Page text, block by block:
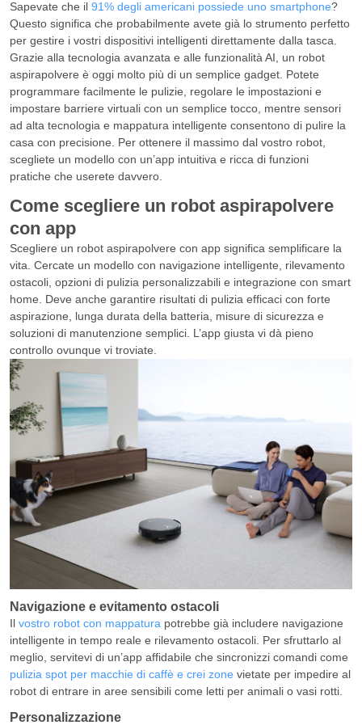
Sapevate che il 91% degli americani possiede uno smartphone?
Questo significa che probabilmente avete già lo strumento perfetto
per gestire i vostri dispositivi intelligenti direttamente dalla tasca.
Grazie alla tecnologia avanzata e alle funzionalità AI, un robot
aspirapolvere è oggi molto più di un semplice gadget. Potete
programmare facilmente le pulizie, regolare le impostazioni e
impostare barriere virtuali con un semplice tocco, mentre sensori
ad alta tecnologia e mappatura intelligente consentono di pulire la
casa con precisione. Per ottenere il massimo dal vostro robot,
scegliete un modello con un’app intuitiva e ricca di funzioni
pratiche che userete davvero.
Come scegliere un robot aspirapolvere
con app
Scegliere un robot aspirapolvere con app significa semplificare la
vita. Cercate un modello con navigazione intelligente, rilevamento
ostacoli, opzioni di pulizia personalizzabili e integrazione con smart
home. Deve anche garantire risultati di pulizia efficaci con forte
aspirazione, lunga durata della batteria, misure di sicurezza e
soluzioni di manutenzione semplici. L’app giusta vi dà pieno
controllo ovunque vi troviate.
Navigazione e evitamento ostacoli
Il vostro robot con mappatura potrebbe già includere navigazione
intelligente in tempo reale e rilevamento ostacoli. Per sfruttarlo al
meglio, servitevi di un’app affidabile che sincronizzi comandi come
pulizia spot per macchie di caffè e crei zone vietate per impedire al
robot di entrare in aree sensibili come letti per animali o vasi rotti.
Personalizzazione